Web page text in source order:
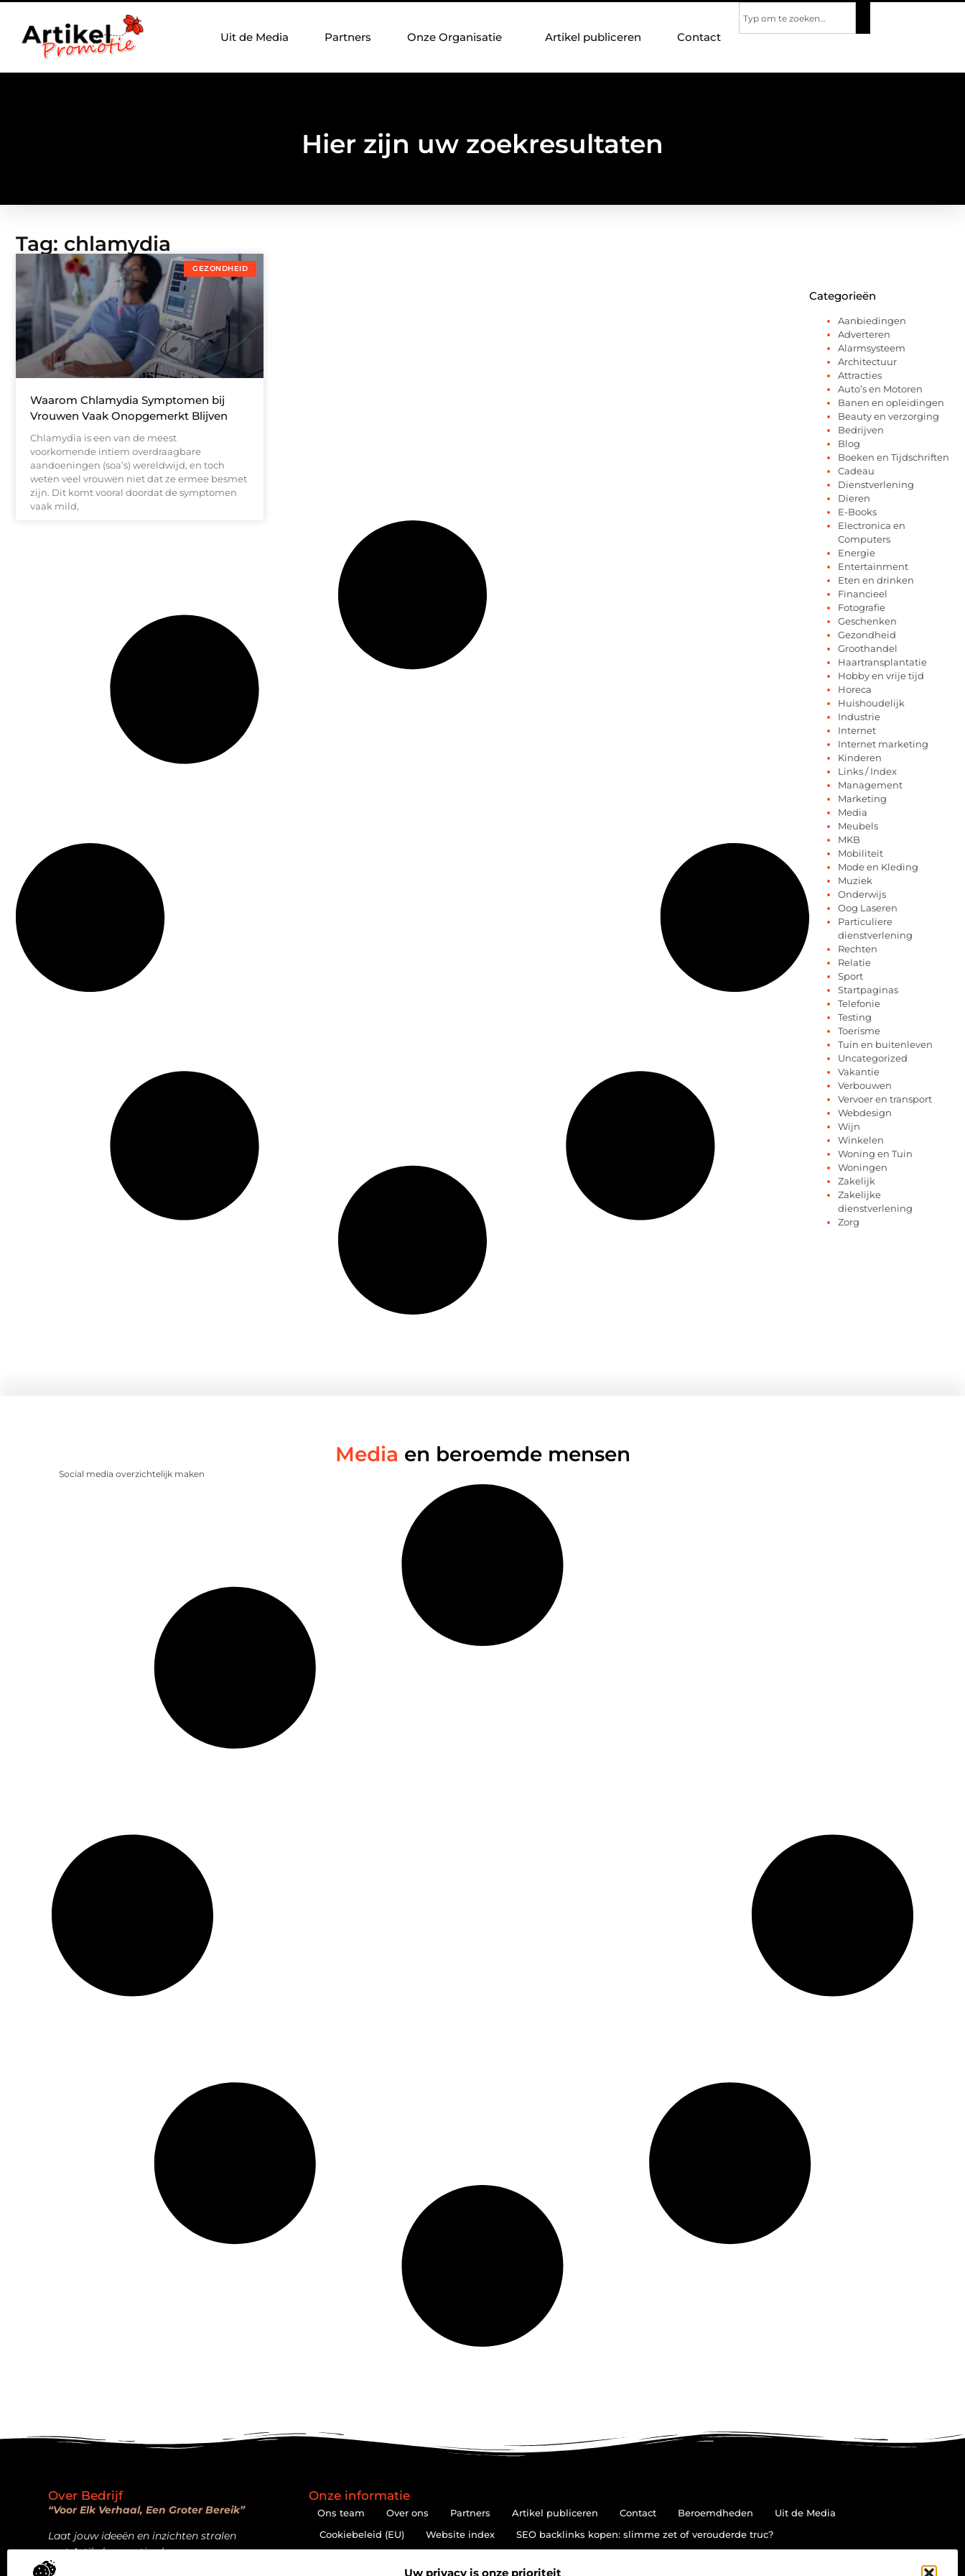
Uw privacy is onze prioriteit
Uit de Media Partners Onze Organisatie Artikel publiceren Contact
Hier zijn uw zoekresultaten
Tag: chlamydia
GEZONDHEID
Waarom Chlamydia Symptomen bij
Vrouwen Vaak Onopgemerkt Blijven
Chlamydia is een van de meest
voorkomende intiem overdraagbare
aandoeningen (soa’s) wereldwijd, en toch
weten veel vrouwen niet dat ze ermee besmet
zijn. Dit komt vooral doordat de symptomen
vaak mild,
Categorieën
Aanbiedingen
Adverteren
Alarmsysteem
Architectuur
Attracties
Auto’s en Motoren
Banen en opleidingen
Beauty en verzorging
Bedrijven
Blog
Boeken en Tijdschriften
Cadeau
Dienstverlening
Dieren
E-Books
Electronica en
Computers
Energie
Entertainment
Eten en drinken
Financieel
Fotografie
Geschenken
Gezondheid
Groothandel
Haartransplantatie
Hobby en vrije tijd
Horeca
Huishoudelijk
Industrie
Internet
Internet marketing
Kinderen
Links / Index
Management
Marketing
Media
Meubels
MKB
Mobiliteit
Mode en Kleding
Muziek
Onderwijs
Oog Laseren
Particuliere
dienstverlening
Rechten
Relatie
Sport
Startpaginas
Telefonie
Testing
Toerisme
Tuin en buitenleven
Uncategorized
Vakantie
Verbouwen
Vervoer en transport
Webdesign
Wijn
Winkelen
Woning en Tuin
Woningen
Zakelijk
Zakelijke
dienstverlening
Zorg
Media en beroemde mensen
Social media overzichtelijk maken
Over Bedrijf
“Voor Elk Verhaal, Een Groter Bereik”
Laat jouw ideeën en inzichten stralen
met Artikelpromotie.nl.
Onze informatie
Ons team Over ons Partners Artikel publiceren Contact Beroemdheden
Uit de Media
Cookiebeleid (EU)
Website index
SEO backlinks kopen: slimme zet of verouderde truc?